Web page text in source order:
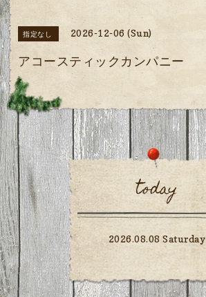
指定なし 2026-12-06 (Sun)
アコースティックカンパニー
today
2026.08.08 Saturday